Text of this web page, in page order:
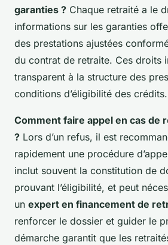
garanties ? Chaque retraité a le
informations sur les garanties
des prestations ajustées
du contrat de retraite. Ces droits
transparent à la structure des
conditions d’éligibilité des crédits.
Comment faire appel en cas de
? Lors d’un refus, il est
rapidement une procédure
inclut souvent la constitution de
prouvant l’éligibilité, et peut
un expert en financement de
renforcer le dossier et guider le
démarche garantit que les